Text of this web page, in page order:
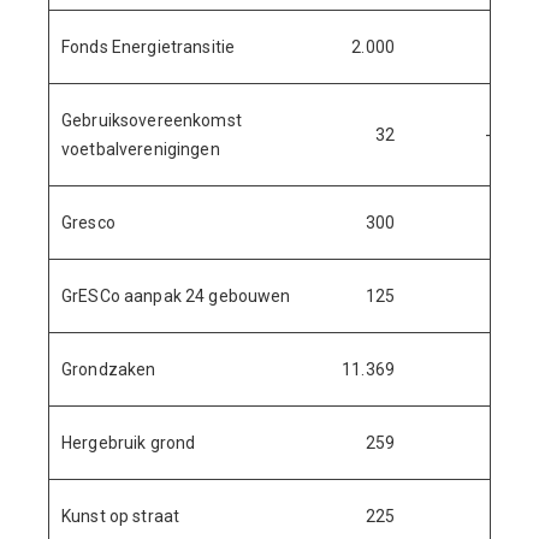
Fonds Energietransitie 2.000
Gebruiksovereenkomst
voetbalverenigingen
32 -6
Gresco 300
GrESCo aanpak 24 gebouwen 125
Grondzaken 11.369
Hergebruik grond 259
Kunst op straat 225